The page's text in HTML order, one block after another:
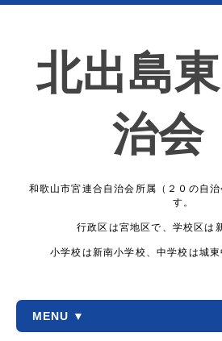
北出島
治
和歌山市宮連合自治会所属（２０の自
す。
行政区は宮地区で、学校区は
小学校は新南小学校、中学校は城東
MENU ▼